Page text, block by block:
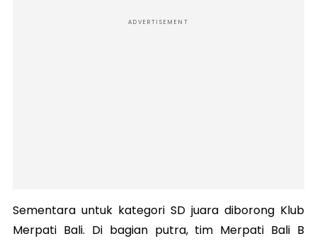
ADVERTISEMENT
Sementara untuk kategori SD juara diborong Klub
Merpati Bali. Di bagian putra, tim Merpati Bali B